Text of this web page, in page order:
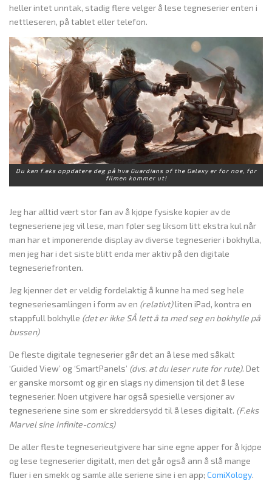
heller intet unntak, stadig flere velger å lese tegneserier enten i
nettleseren, på tablet eller telefon.
Du kan f.eks oppdatere deg på hva Guardians of the Galaxy er for noe, før
filmen kommer ut!
Jeg har alltid vært stor fan av å kjøpe fysiske kopier av de
tegneseriene jeg vil lese, man føler seg liksom litt ekstra kul når
man har et imponerende display av diverse tegneserier i bokhylla,
men jeg har i det siste blitt enda mer aktiv på den digitale
tegneseriefronten.
Jeg kjenner det er veldig fordelaktig å kunne ha med seg hele
tegneseriesamlingen i form av en (relativt)liten iPad, kontra en
stappfull bokhylle (det er ikke SÅ lett å ta med seg en bokhylle på
bussen)
De fleste digitale tegneserier går det an å lese med såkalt
‘Guided View’ og ‘SmartPanels’ (dvs. at du leser rute for rute). Det
er ganske morsomt og gir en slags ny dimensjon til det å lese
tegneserier. Noen utgivere har også spesielle versjoner av
tegneseriene sine som er skreddersydd til å leses digitalt. (F.eks
Marvel sine Infinite-comics)
De aller fleste tegneserieutgivere har sine egne apper for å kjøpe
og lese tegneserier digitalt, men det går også ann å slå mange
fluer i en smekk og samle alle seriene sine i en app; ComiXology.